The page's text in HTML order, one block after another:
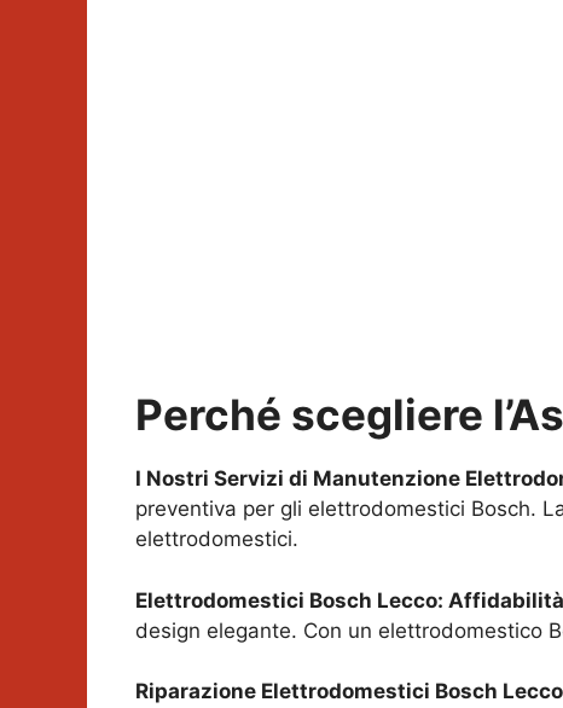
Perché scegliere
I Nostri Servizi di Manutenzione
preventiva per gli elettrodomestici Bosch.
elettrodomestici.
Elettrodomestici Bosch Lecco:
design elegante. Con un elettrodomestico
Riparazione Elettrodomestici Bosch Lecco